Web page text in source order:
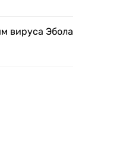
вируса Эбола